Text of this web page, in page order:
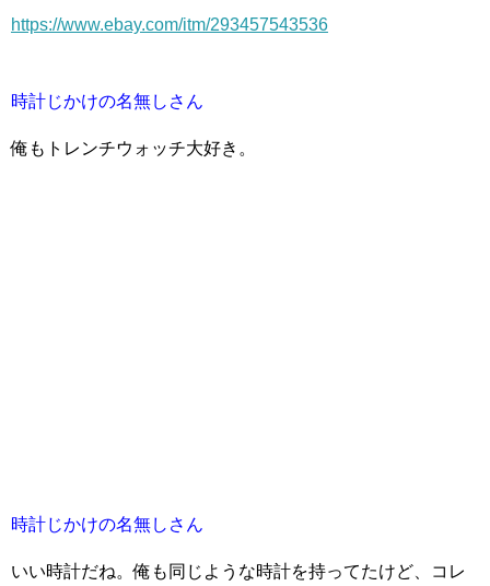
https://www.ebay.com/itm/293457543536
時計じかけの名無しさん
俺もトレンチウォッチ大好き。
時計じかけの名無しさん
いい時計だね。俺も同じような時計を持ってたけど、コレ